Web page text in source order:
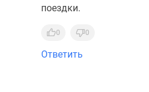
поездки.
0 0
Ответить